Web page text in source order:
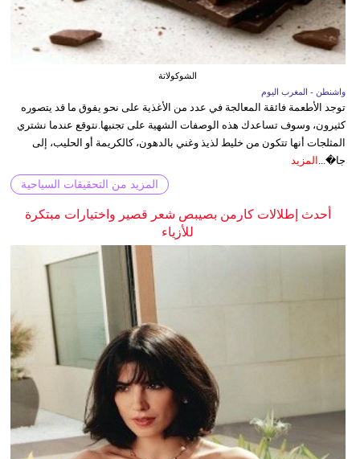
الشوكولاتة
واشنطن - المغرب اليوم
توجد الأطعمة فائقة المعالجة في عدد من الأغذية على نحو يفوق ما قد يتصوره
كثيرون، وسوف تساعدك هذه الوصفات الشهية على تجنبها.نتوقع عندما نشتري
المثلجات أنها تتكون من خليط لذيذ وغني بالدهون، كالكريمة أو الحليب، إلى
جا�... المزيد
المزيد من التحقيقات السياحية
أحدث إطلالات كارمن بصيبص شعر قصير واختيارات مبتكرة
للأزياء